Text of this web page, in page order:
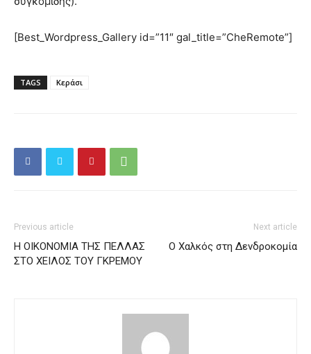
[Best_Wordpress_Gallery id=”11″ gal_title=”CheRemote”]
TAGS Κεράσι
Previous article
Η ΟΙΚΟΝΟΜΙΑ ΤΗΣ ΠΕΛΛΑΣ
ΣΤΟ ΧΕΙΛΟΣ ΤΟΥ ΓΚΡΕΜΟΥ
Next article
Ο Χαλκός στη Δενδροκομία